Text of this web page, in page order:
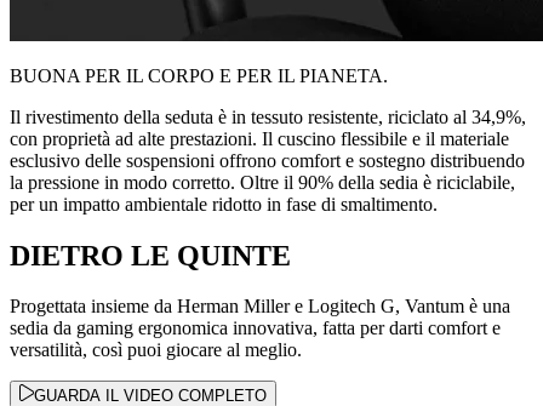
BUONA PER IL CORPO E PER IL PIANETA.
Il rivestimento della seduta è in tessuto resistente, riciclato al 34,9%,
con proprietà ad alte prestazioni. Il cuscino flessibile e il materiale
esclusivo delle sospensioni offrono comfort e sostegno distribuendo
la pressione in modo corretto. Oltre il 90% della sedia è riciclabile,
per un impatto ambientale ridotto in fase di smaltimento.
DIETRO LE QUINTE
Progettata insieme da Herman Miller e Logitech G, Vantum è una
sedia da gaming ergonomica innovativa, fatta per darti comfort e
versatilità, così puoi giocare al meglio.
GUARDA IL VIDEO COMPLETO